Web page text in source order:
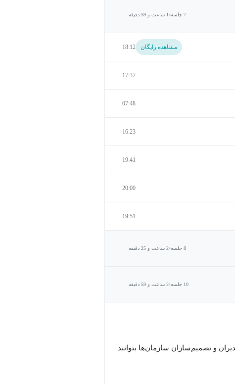
7 جلسه 1 ساعت و 59 دقیقه
مشاهده رایگان 18:12
17:37
07:48
16:23
19:41
20:00
19:51
8 جلسه 2 ساعت و 25 دقیقه
10 جلسه 2 ساعت و 59 دقیقه
و تصمیم‌سازان سازمان‌ها بتوانند